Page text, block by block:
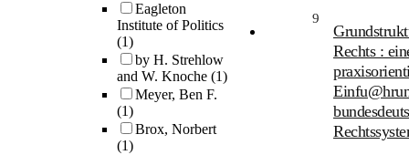
Eagleton
Institute of Politics
(1)
by H. Strehlow
and W. Knoche (1)
Meyer, Ben F.
(1)
Brox, Norbert
(1)
9
Rechts :